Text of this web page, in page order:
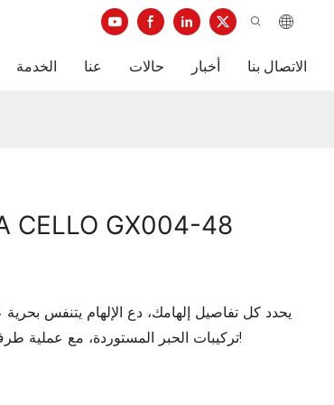
الخدمة عنا حالات أخبار الاتصال بنا
تركيبات الحبر المستوردة، مع عملية طرف دقيقة، القلم ناعم ولا يتلطخ، خطوط واضحة مثل الطباعة!